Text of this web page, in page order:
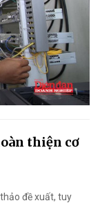
thiện cơ
đề xuất, tuy